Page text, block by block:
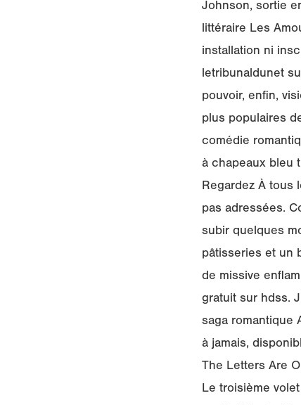
Johnson, sortie
littéraire Les
installation ni
letribunaldunet
pouvoir, enfin,
plus populaires
comédie
à chapeaux bleu
Regardez À tous
pas adressées.
subir quelques
pâtisseries et un
de missive
gratuit sur hdss.
saga romantique
à jamais,
The Letters Are
Le troisième